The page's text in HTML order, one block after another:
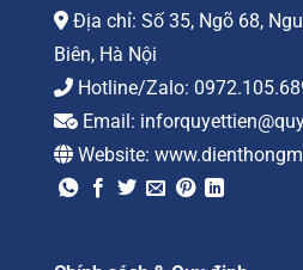
Địa chỉ: Số 35, Ngõ 68,
Biên, Hà Nội
Hotline/Zalo:
Email:
Website: